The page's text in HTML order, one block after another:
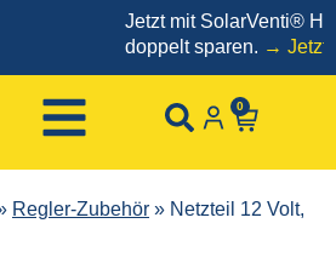
Jetzt mit SolarVenti®
doppelt sparen.→ Jetzt
0
Regler-Zubehör » Netzteil 12 Volt,